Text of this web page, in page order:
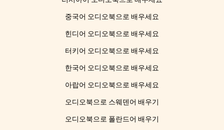
중국어 오디오북으로 배우세요
힌디어 오디오북으로 배우세요
터키어 오디오북으로 배우세요
한국어 오디오북으로 배우세요
아랍어 오디오북으로 배우세요
오디오북으로 스웨덴어 배우기
오디오북으로 폴란드어 배우기